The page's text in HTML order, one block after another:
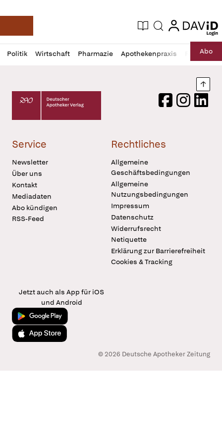
Deutsche Apotheker Zeitung
Aktuelle Ausgabe
Suche login
login
Politik Wirtschaft Pharmazie Apothekenpraxis RechtAbo
Profil
öffnen
Daz
Pur
Deutscher Apotheker Verlag Logo
FacebookInstagram
Service
Newsletter
Über uns
Kontakt
Mediadaten
Abo kündigen
RSS-Feed
Rechtliches
Allgemeine
Geschäftsbedingungen
Allgemeine
Nutzungsbedingungen
Impressum
Datenschutz
Widerrufsrecht
Netiquette
Erklärung zur Barrierefreiheit
Cookies & Tracking
Jetzt auch als App für iOS
und Android
Jetzt bei Google Play
Laden im App Store
© 2026 Deutsche Apotheker Zeitung